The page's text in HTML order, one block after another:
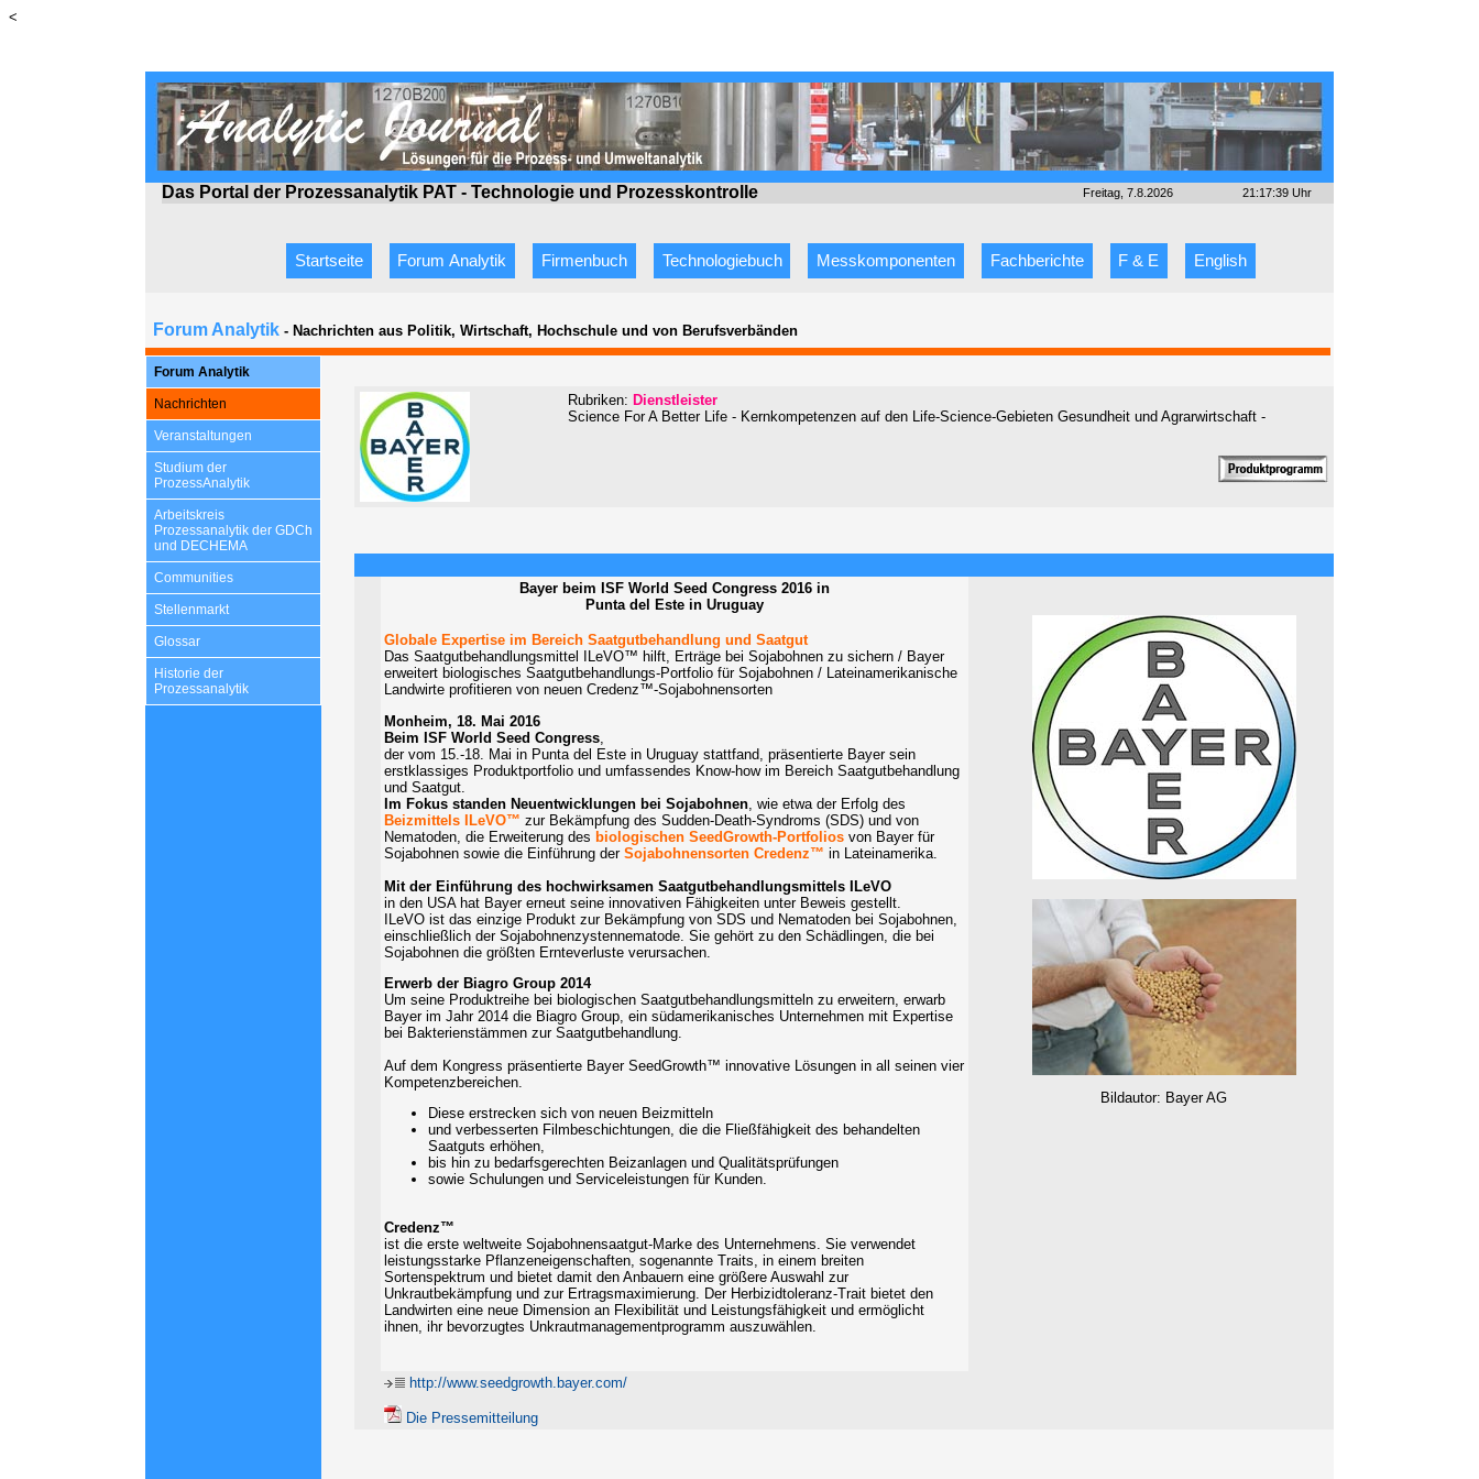
<
Das Portal der Prozessanalytik PAT - Technologie und Prozesskontrolle Freitag, 7.8.2026 21:17:39 Uhr
Startseite Forum Analytik Firmenbuch Technologiebuch Messkomponenten Fachberichte F & E English
Forum Analytik - Nachrichten aus Politik, Wirtschaft, Hochschule und von Berufsverbänden
Forum Analytik
Nachrichten
Veranstaltungen
Studium der
ProzessAnalytik
Arbeitskreis
Prozessanalytik der GDCh
und DECHEMA
Communities
Stellenmarkt
Glossar
Historie der
Prozessanalytik
Rubriken: Dienstleister
Science For A Better Life - Kernkompetenzen auf den Life-Science-Gebieten Gesundheit und Agrarwirtschaft -
Bayer beim ISF World Seed Congress 2016 in
Punta del Este in Uruguay
Globale Expertise im Bereich Saatgutbehandlung und Saatgut
Das Saatgutbehandlungsmittel ILeVO™ hilft, Erträge bei Sojabohnen zu sichern / Bayer
erweitert biologisches Saatgutbehandlungs-Portfolio für Sojabohnen / Lateinamerikanische
Landwirte profitieren von neuen Credenz™-Sojabohnensorten
Monheim, 18. Mai 2016
Beim ISF World Seed Congress
der vom 15.-18. Mai in Punta del Este in Uruguay stattfand, präsentierte Bayer sein
erstklassiges Produktportfolio und umfassendes Know-how im Bereich Saatgutbehandlung
und Saatgut.
Im Fokus standen Neuentwicklungen bei Sojabohnen , wie etwa der Erfolg des
Beizmittels ILeVO™ zur Bekämpfung des Sudden-Death-Syndroms (SDS) und von
Nematoden, die Erweiterung des biologischen SeedGrowth-Portfolios von Bayer für
Sojabohnen sowie die Einführung der Sojabohnensorten Credenz™ in Lateinamerika.
Mit der Einführung des hochwirksamen Saatgutbehandlungsmittels ILeVO
in den USA hat Bayer erneut seine innovativen Fähigkeiten unter Beweis gestellt.
ILeVO ist das einzige Produkt zur Bekämpfung von SDS und Nematoden bei Sojabohnen,
einschließlich der Sojabohnenzystennematode. Sie gehört zu den Schädlingen, die bei
Sojabohnen die größten Ernteverluste verursachen.
Erwerb der Biagro Group 2014
Um seine Produktreihe bei biologischen Saatgutbehandlungsmitteln zu erweitern, erwarb
Bayer im Jahr 2014 die Biagro Group, ein südamerikanisches Unternehmen mit Expertise
bei Bakterienstämmen zur Saatgutbehandlung.
Auf dem Kongress präsentierte Bayer SeedGrowth™ innovative Lösungen in all seinen vier
Kompetenzbereichen.
Diese erstrecken sich von neuen Beizmitteln
und verbesserten Filmbeschichtungen, die die Fließfähigkeit des behandelten
Saatguts erhöhen,
bis hin zu bedarfsgerechten Beizanlagen und Qualitätsprüfungen
sowie Schulungen und Serviceleistungen für Kunden.
Credenz™
ist die erste weltweite Sojabohnensaatgut-Marke des Unternehmens. Sie verwendet
leistungsstarke Pflanzeneigenschaften, sogenannte Traits, in einem breiten
Sortenspektrum und bietet damit den Anbauern eine größere Auswahl zur
Unkrautbekämpfung und zur Ertragsmaximierung. Der Herbizidtoleranz-Trait bietet den
Landwirten eine neue Dimension an Flexibilität und Leistungsfähigkeit und ermöglicht
ihnen, ihr bevorzugtes Unkrautmanagementprogramm auszuwählen.
Bildautor: Bayer AG
http://www.seedgrowth.bayer.com/
Die Pressemitteilung